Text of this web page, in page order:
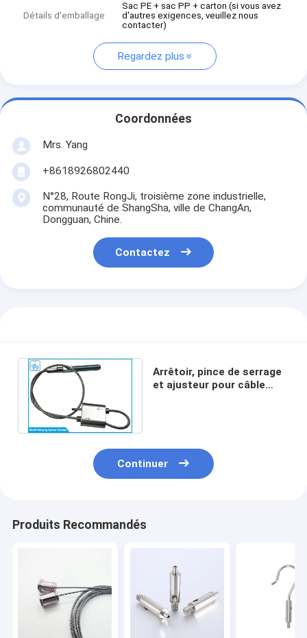
Détails d'emballage
Sac PE + sac PP + carton (si vous avez
d'autres exigences, veuillez nous
contacter)
Regardez plus
Coordonnées
Mrs. Yang
+8618926802440
N°28, Route RongJi, troisième zone industrielle,
communauté de ShangSha, ville de ChangAn,
Dongguan, Chine.
Contactez
Arrêtoir, pince de serrage
et ajusteur pour câble
Continuer
Produits Recommandés